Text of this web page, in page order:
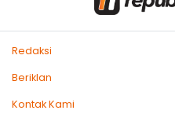
Redaksi
Beriklan
Kontak Kami